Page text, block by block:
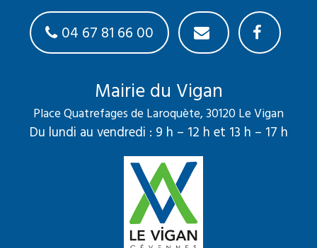
04 67 81 66 00
Mairie du Vigan
Place Quatrefages de Laroquète, 30120 Le Vigan
Du lundi au vendredi : 9 h – 12 h et 13 h – 17 h